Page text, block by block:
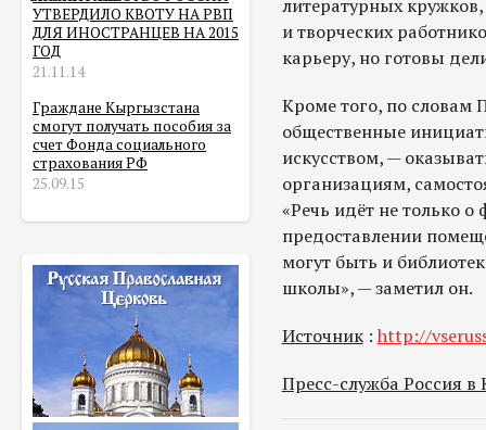
УТВЕРДИЛО КВОТУ НА РВП
ДЛЯ ИНОСТРАНЦЕВ НА 2015
ГОД
21.11.14
Граждане Кыргызстана
смогут получать пособия за
счет Фонда социального
страхования РФ
25.09.15
литературных кружков,
и творческих
карьеру, но готовы
Кроме того, по словам
общественные
искусством, —
организациям,
«Речь идёт не только
предоставлении
могут быть и
школы», — заметил он.
Источник: http://
Пресс-служба Россия в